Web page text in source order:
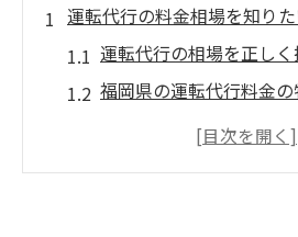
運転代行の料金相場を知り
運転代行の相場を正し
福岡県の運転代行料金
福岡 代行料金のシミュ